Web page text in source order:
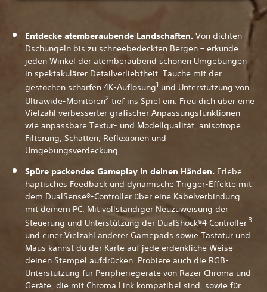
Entdecke atemberaubende Landschaften. Von dichten
Dschungeln bis zu schneebedeckten Bergen – erkunde
jeden Winkel der atemberaubend schönen Umgebungen
in spektakulärer Detailverliebtheit. Tauche mit der
gestochen scharfen 4K-Auflösung1 und Unterstützung von
Ultrawide-Monitoren2 tief ins Spiel ein. Freu dich über eine
Vielzahl verbesserter grafischer Anpassungsfunktionen
wie anpassbare Textur- und Modellqualität, anisotrope
Filterung, Schatten, Reflexionen und
Umgebungsverdeckung.
Spüre packendes Gameplay in deinen Händen. Erlebe
haptisches Feedback und dynamische Trigger-Effekte mit
dem DualSense®-Controller über eine Kabelverbindung
mit deinem PC. Mit vollständiger Neuzuweisung der
Steuerung und Unterstützung der DualShock®4 Controller3
und einer Vielzahl anderer Gamepads sowie Tastatur und
Maus kannst du der Karte auf jede erdenkliche Weise
deinen Stempel aufdrücken. Probiere auch die RGB-
Unterstützung für Peripheriegeräte von Razer Chroma und
Geräte, die mit Chroma Link kompatibel sind, sowie für